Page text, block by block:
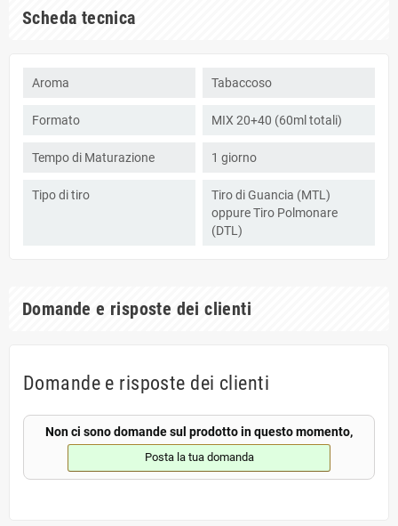
Scheda tecnica
Aroma Tabaccoso
Formato MIX 20+40 (60ml totali)
Tempo di Maturazione 1 giorno
Tipo di tiro
Tiro di Guancia (MTL)
oppure Tiro Polmonare
(DTL)
Domande e risposte dei clienti
Domande e risposte dei clienti
Non ci sono domande sul prodotto in questo momento,
Posta la tua domanda